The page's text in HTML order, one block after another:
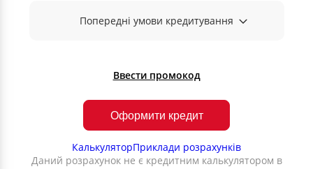
Попередні умови кредитування
Ввести промокод
Оформити кредит
КалькуляторПриклади розрахунків
Даний розрахунок не є кредитним калькулятором в